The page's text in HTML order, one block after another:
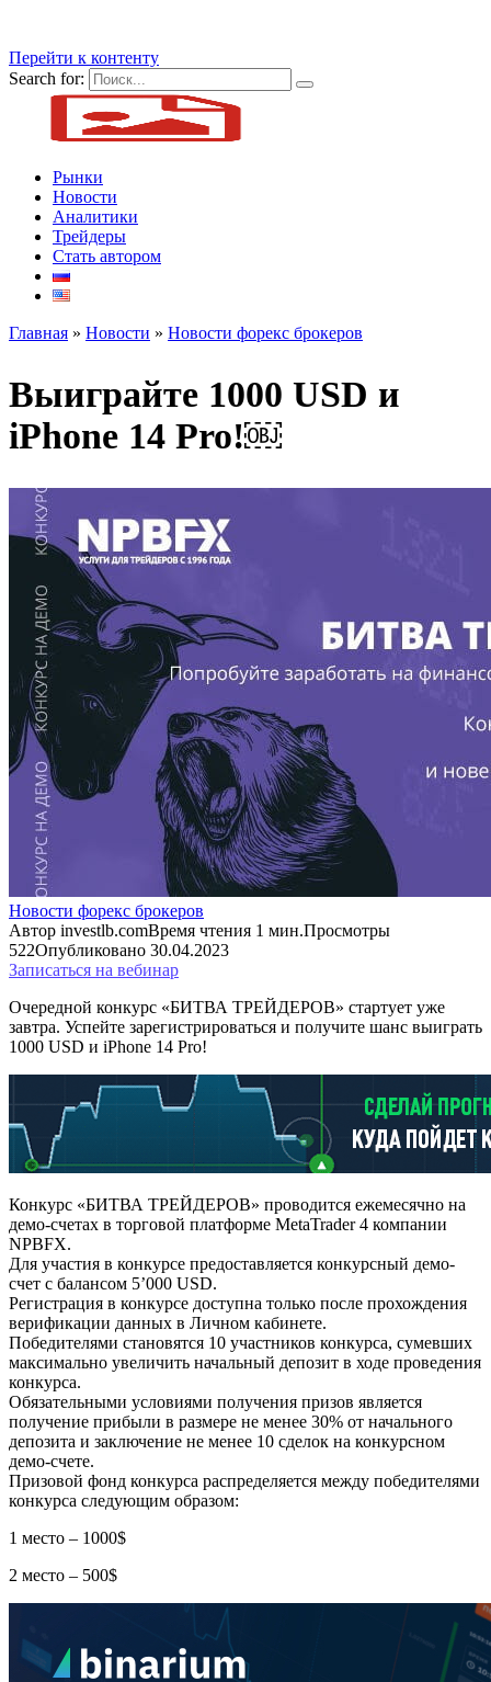
Перейти к контенту
Search for:
Рынки
Новости
Аналитики
Трейдеры
Стать автором
Главная » Новости » Новости форекс брокеров
Выиграйте 1000 USD и
iPhone 14 Pro!￼
Новости форекс брокеров
Автор investlb.comВремя чтения 1 мин.Просмотры
522Опубликовано 30.04.2023
Записаться на вебинар
Очередной конкурс «БИТВА ТРЕЙДЕРОВ» стартует уже
завтра. Успейте зарегистрироваться и получите шанс выиграть
1000 USD и iPhone 14 Pro!
Конкурс «БИТВА ТРЕЙДЕРОВ» проводится ежемесячно на
демо-счетах в торговой платформе MetaTrader 4 компании
NPBFX.
Для участия в конкурсе предоставляется конкурсный демо-
счет с балансом 5’000 USD.
Регистрация в конкурсе доступна только после прохождения
верификации данных в Личном кабинете.
Победителями становятся 10 участников конкурса, сумевших
максимально увеличить начальный депозит в ходе проведения
конкурса.
Обязательными условиями получения призов является
получение прибыли в размере не менее 30% от начального
депозита и заключение не менее 10 сделок на конкурсном
демо-счете.
Призовой фонд конкурса распределяется между победителями
конкурса следующим образом:
1 место – 1000$
2 место – 500$